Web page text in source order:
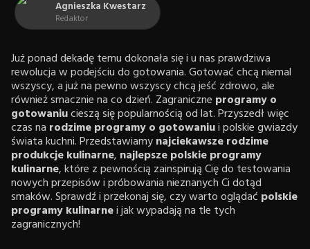
Agnieszka Kwestarz
Redaktor
Już ponad dekadę temu dokonała się i u nas prawdziwa
rewolucja w podejściu do gotowania. Gotować chcą niemal
wszyscy, a już na pewno wszyscy chcą jeść zdrowo, ale
również smacznie na co dzień. Zagraniczne programy o
gotowaniucieszą się popularnością od lat. Przyszedł więc
czas na rodzime programy o gotowaniui polskie gwiazdy
świata kuchni. Przedstawiamynajciekawsze rodzime
produkcje kulinarne, najlepsze polskie programy
kulinarne, które z pewnością zainspirują Cię do testowania
nowych przepisów i próbowania nieznanych Ci dotąd
smaków. Sprawdź i przekonaj się, czy warto oglądać polskie
programy kulinarnei jak wypadają na tle tych
zagranicznych!